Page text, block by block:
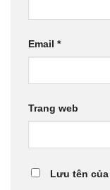
Email *
Trang web
Lưu tên